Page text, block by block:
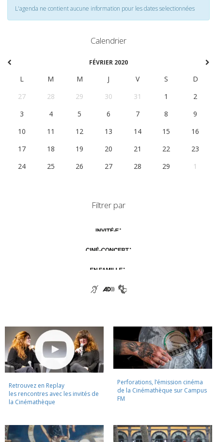
L'agenda ne contient aucune information pour les dates selectionnées
Calendrier
FÉVRIER 2020
L M M J V S
D
27
28 29 30 31 1
2
3
4 5 6 7 8
9
10
11 12 13 14 15
16
17
18 19 20 21 22
23
24
25 26 27 28 29 1
Filtrer par
Retrouvez en Replay
les rencontres avec les invités de
la Cinémathèque
Perforations, l’émission cinéma
de la Cinémathèque sur Campus
FM